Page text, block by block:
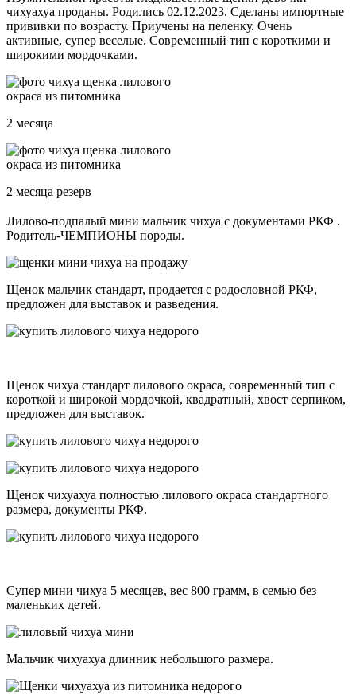
чихуахуа проданы. Родились 02.12.2023. Сделаны импортные
прививки по возрасту. Приучены на пеленку. Очень
активные, супер веселые. Современный тип с короткими и
широкими мордочками.
2 месяца
2 месяца резерв
Лилово-подпалый мини мальчик чихуа с документами РКФ .
Родитель-ЧЕМПИОНЫ породы.
Щенок мальчик стандарт, продается с родословной РКФ,
предложен для выставок и разведения.
Щенок чихуа стандарт лилового окраса, современный тип с
короткой и широкой мордочкой, квадратный, хвост серпиком,
предложен для выставок.
Щенок чихуахуа полностью лилового окраса стандартного
размера, документы РКФ.
Супер мини чихуа 5 месяцев, вес 800 грамм, в семью без
маленьких детей.
Мальчик чихуахуа длинник небольшого размера.